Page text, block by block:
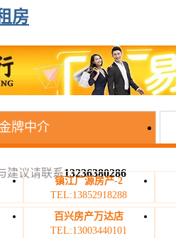
房
建议请联系13236380286
牌中介
镇江广源房产-2
TEL:13852918288
百兴房产万达店
TEL:13003440101